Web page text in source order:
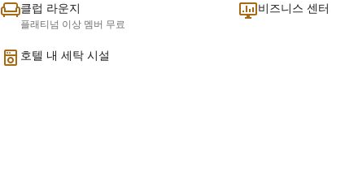
클럽 라운지
플래티넘 이상 멤버 무료
비즈니스 센터
호텔 내 세탁 시설